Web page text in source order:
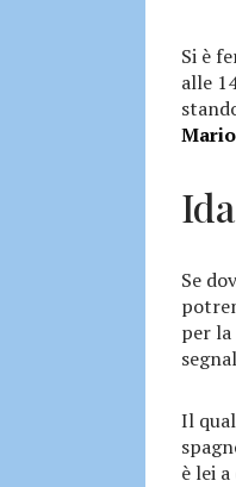
Si è
alle
Se
per
Il
è lei